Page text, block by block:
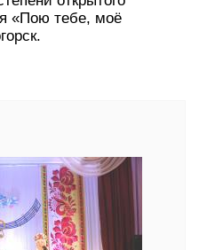
«Пою тебе, моё